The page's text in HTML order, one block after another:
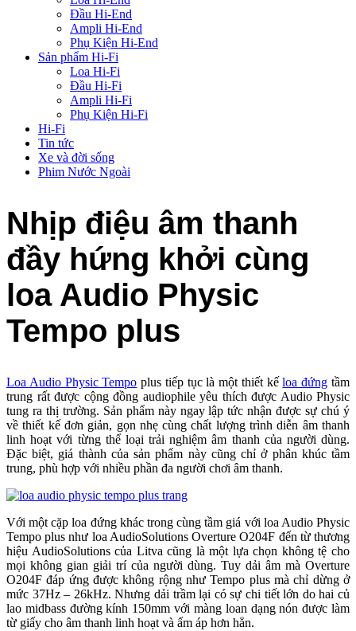
Đầu Hi-End
Ampli Hi-End
Phụ Kiện Hi-End
Sản phẩm Hi-Fi
Loa Hi-Fi
Đầu Hi-Fi
Ampli Hi-Fi
Phụ Kiện Hi-Fi
Hi-Fi
Tin tức
Xe và đời sống
Phim Nước Ngoài
Nhịp điệu âm thanh
đầy hứng khởi cùng
loa Audio Physic
Tempo plus
Loa Audio Physic Tempo plus tiếp tục là một thiết kếloa đứng tầm
trung rất được cộng đồng audiophile yêu thích được Audio Physic
tung ra thị trường. Sản phẩm này ngay lập tức nhận được sự chú ý
về thiết kế đơn giản, gọn nhẹ cùng chất lượng trình diễn âm thanh
linh hoạt với từng thể loại trải nghiệm âm thanh của người dùng.
Đặc biệt, giá thành của sản phẩm này cũng chỉ ở phân khúc tầm
trung, phù hợp với nhiều phần đa người chơi âm thanh.
Với một cặp loa đứng khác trong cùng tầm giá với loa Audio Physic
Tempo plus như loa AudioSolutions Overture O204F đến từ thương
hiệu AudioSolutions của Litva cũng là một lựa chọn không tệ cho
mọi không gian giải trí của người dùng. Tuy dải âm mà Overture
O204F đáp ứng được không rộng như Tempo plus mà chỉ dừng ở
mức 37Hz – 26kHz. Nhưng dải trầm lại có sự chi tiết lớn do hai củ
lao midbass đường kính 150mm với màng loan dạng nón được làm
từ giấy cho âm thanh linh hoạt và ấm áp hơn hẳn.